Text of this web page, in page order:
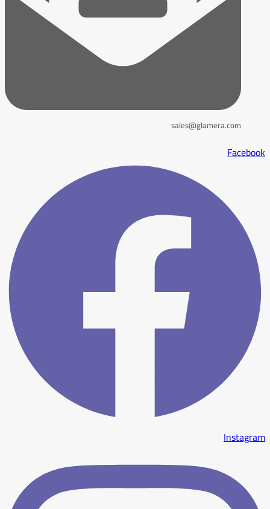
sales@glamera.com
Facebook
Instagram